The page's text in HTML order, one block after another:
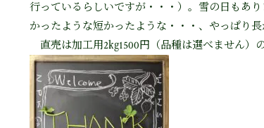
行っているらしいですが・・・）。雪の日もあ
かったような短かったような・・・、やっぱり長
直売は加工用2㎏1500円（品種は選べません）